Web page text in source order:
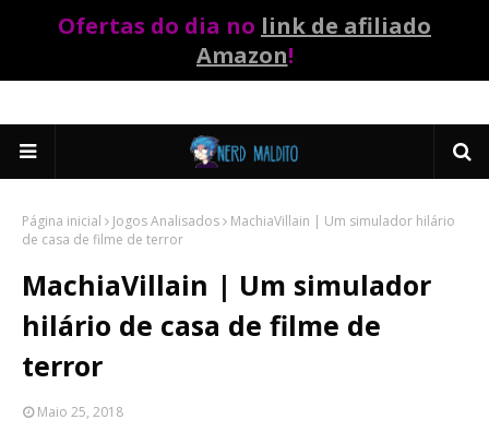
Ofertas do dia no link de afiliado
Amazon!
Página inicial Jogos Analisados
MachiaVillain | Um simulador hilário
de casa de filme de terror
MachiaVillain | Um simulador
hilário de casa de filme de
terror
Maio 25, 2018